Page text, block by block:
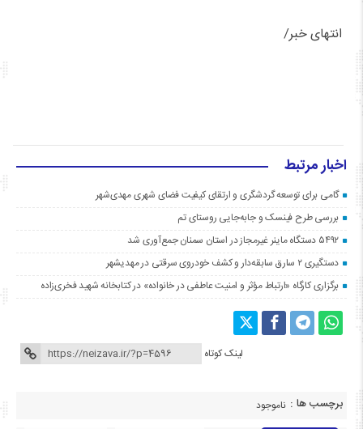
انتهای خبر/
اخبار مرتبط
گامی برای توسعه گردشگری و ارتقای کیفیت فضای شهری مهدی‌شهر
بررسی طرح فینسک و جابه‌جایی روستای تم
۵۴۹۲ دستگاه ماینر غیرمجاز در استان سمنان جمع‌آوری شد
دستگیری ۲ سارق سابقه‌دار و کشف خودروی سرقتی در مهدیشهر
برگزاری کارگاه «ارتباط مؤثر و امنیت عاطفی در خانواده» در کتابخانه شهید فخری‌زاده
لینک کوتاه
برچسب ها : ناموجود